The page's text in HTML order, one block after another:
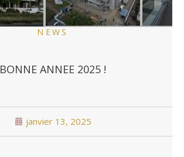
NEWS
BONNE ANNEE 2025 !
janvier 13, 2025